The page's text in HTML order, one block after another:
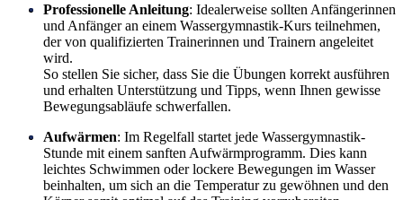
Professionelle Anleitung: Idealerweise sollten Anfängerinnen
und Anfänger an einem Wassergymnastik-Kurs teilnehmen,
der von qualifizierten Trainerinnen und Trainern angeleitet
wird.
So stellen Sie sicher, dass Sie die Übungen korrekt ausführen
und erhalten Unterstützung und Tipps, wenn Ihnen gewisse
Bewegungsabläufe schwerfallen.
Aufwärmen: Im Regelfall startet jede Wassergymnastik-
Stunde mit einem sanften Aufwärmprogramm. Dies kann
leichtes Schwimmen oder lockere Bewegungen im Wasser
beinhalten, um sich an die Temperatur zu gewöhnen und den